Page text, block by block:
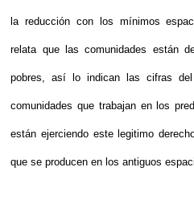
la reducción con los mínimos
relata que las comunidades están
pobres, así lo indican las cifras
comunidades que trabajan en los
están ejerciendo este legitimo
que se producen en los antiguos